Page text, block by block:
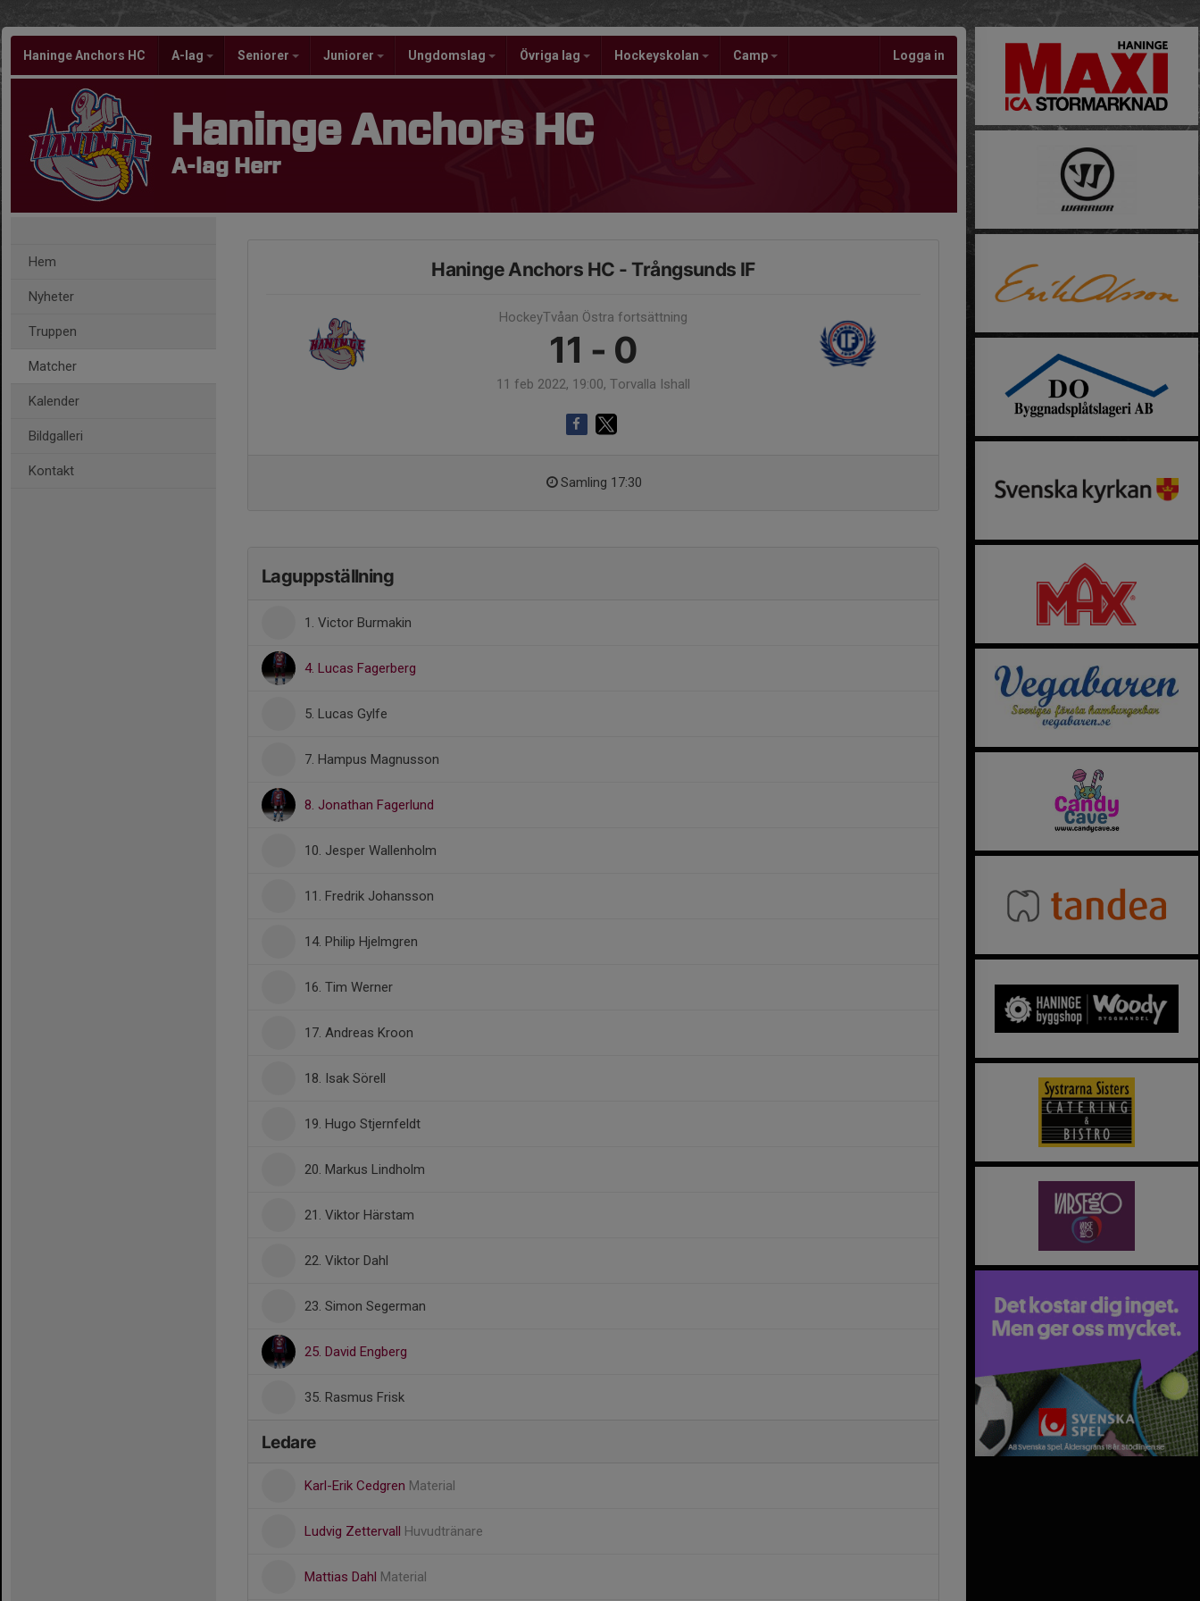
Haninge Anchors HC A-lag Seniorer Juniorer Ungdomslag Övriga lag Hockeyskolan Camp Logga in
Haninge Anchors HC
A-lag Herr
Hem
Nyheter
Truppen
Matcher
Kalender
Bildgalleri
Kontakt
Haninge Anchors HC - Trångsunds IF
HockeyTvåan Östra fortsättning
11 - 0
11 feb 2022, 19:00, Torvalla Ishall
Samling 17:30
Laguppställning
1. Victor Burmakin
4. Lucas Fagerberg
5. Lucas Gylfe
7. Hampus Magnusson
8. Jonathan Fagerlund
10. Jesper Wallenholm
11. Fredrik Johansson
14. Philip Hjelmgren
16. Tim Werner
17. Andreas Kroon
18. Isak Sörell
19. Hugo Stjernfeldt
20. Markus Lindholm
21. Viktor Härstam
22. Viktor Dahl
23. Simon Segerman
25. David Engberg
35. Rasmus Frisk
Ledare
Karl-Erik Cedgren Material
Ludvig Zettervall Huvudtränare
Mattias Dahl Material